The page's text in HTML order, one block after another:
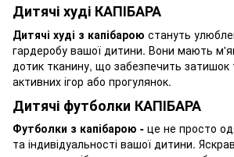
Дитячі худі КАПІБАРА
Дитячі худі з капібарою стануть
гардеробу вашої дитини. Вони мають
дотик тканину, що забезпечить затишок
активних ігор або прогулянок.
Дитячі футболки КАПІБАРА
Футболки з капібарою - це не просто
та індивідуальності вашої дитини.